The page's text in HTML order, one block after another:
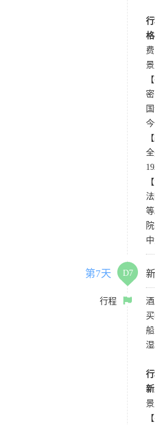
行
景
第7天 D7
行程
行
景